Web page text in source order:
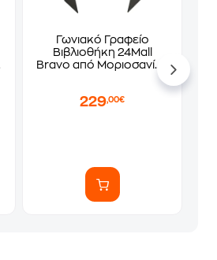
Γωνιακό Γραφείο
Βιβλιοθήκη 24Mall
Bravo από Μοριοσανίδα
229,00€